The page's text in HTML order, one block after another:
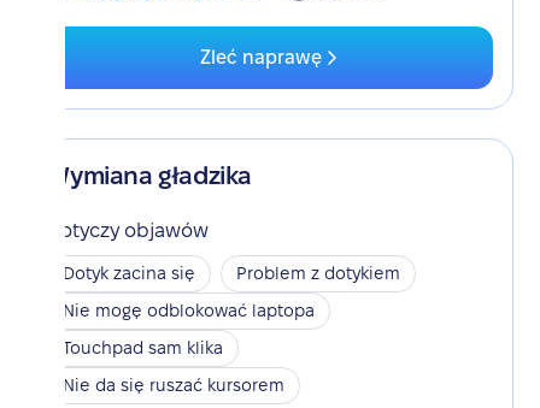
Zleć naprawę
Wymiana gładzika
Dotyczy objawów
Dotyk zacina się
Problem z dotykiem
Nie mogę odblokować laptopa
Touchpad sam klika
Nie da się ruszać kursorem